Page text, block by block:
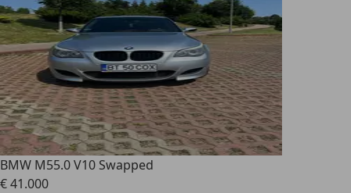
BMW M55.0 V10 Swapped
€ 41.000